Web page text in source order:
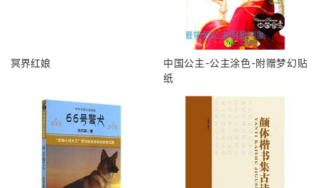
冥界红娘
中国公主-公主涂色-附赠梦幻贴
纸